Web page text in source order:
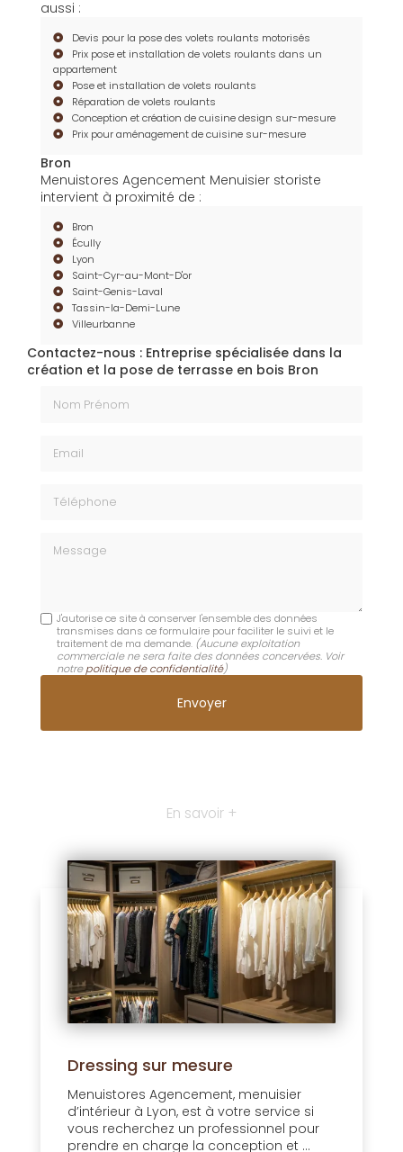
aussi :
Devis pour la pose des volets roulants motorisés
Prix pose et installation de volets roulants dans un
appartement
Pose et installation de volets roulants
Réparation de volets roulants
Conception et création de cuisine design sur-mesure
Prix pour aménagement de cuisine sur-mesure
Bron
Menuistores Agencement Menuisier storiste
intervient à proximité de :
Bron
Écully
Lyon
Saint-Cyr-au-Mont-D'or
Saint-Genis-Laval
Tassin-la-Demi-Lune
Villeurbanne
Contactez-nous : Entreprise spécialisée dans la
création et la pose de terrasse en bois Bron
J'autorise ce site à conserver l'ensemble des données
transmises dans ce formulaire pour faciliter le suivi et le
traitement de ma demande. (Aucune exploitation
commerciale ne sera faite des données concervées. Voir
notrepolitique de confidentialité)
En savoir +
Dressing sur mesure
Menuistores Agencement, menuisier
d’intérieur à Lyon, est à votre service si
vous recherchez un professionnel pour
prendre en charge la conception et ...